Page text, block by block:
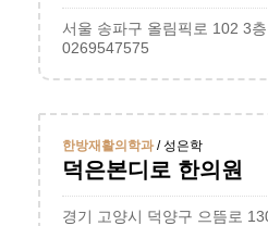
서울 송파구 올림픽로 102 3
0269547575
한방재활의학과/ 성은학
덕은본디로 한의원
경기 고양시 덕양구 으뜸로